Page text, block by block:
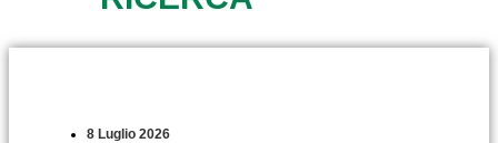
8 Luglio 2026